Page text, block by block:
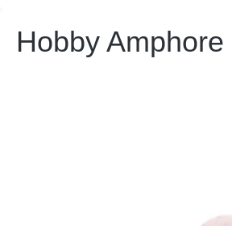
Hobby